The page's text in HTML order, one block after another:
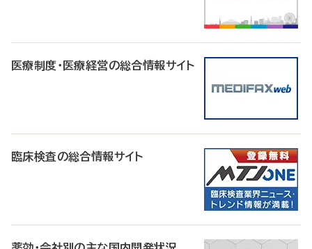
医療制度・医療経営の総合情報サイト
臨床検査の総合情報サイト